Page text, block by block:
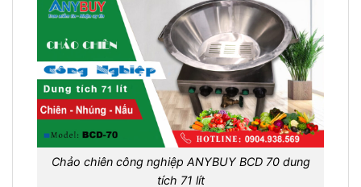
Chảo chiên công nghiệp ANYBUY BCD 70 dung
tích 71 lít